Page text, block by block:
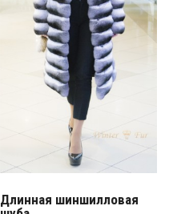
Длинная шиншилловая